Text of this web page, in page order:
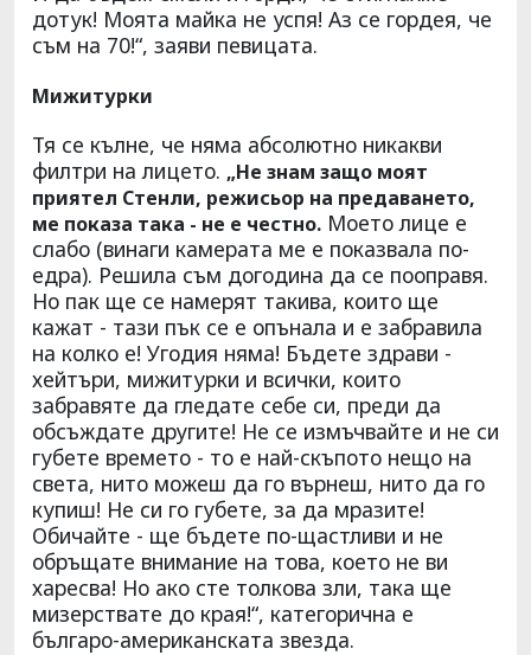
дотук! Моята майка не успя! Аз се гордея, че
съм на 70!“, заяви певицата.
Мижитурки
Тя се кълне, че няма абсолютно никакви
филтри на лицето. „Не знам защо моят
приятел Стенли, режисьор на предаването,
ме показа така - не е честно. Моето лице е
слабо (винаги камерата ме е показвала по-
едра). Решила съм догодина да се пооправя.
Но пак ще се намерят такива, които ще
кажат - тази пък се е опънала и е забравила
на колко е! Угодия няма! Бъдете здрави -
хейтъри, мижитурки и всички, които
забравяте да гледате себе си, преди да
обсъждате другите! Не се измъчвайте и не си
губете времето - то е най-скъпото нещо на
света, нито можеш да го върнеш, нито да го
купиш! Не си го губете, за да мразите!
Обичайте - ще бъдете по-щастливи и не
обръщате внимание на това, което не ви
харесва! Но ако сте толкова зли, така ще
мизерствате до края!“, категорична е
българо-американската звезда.